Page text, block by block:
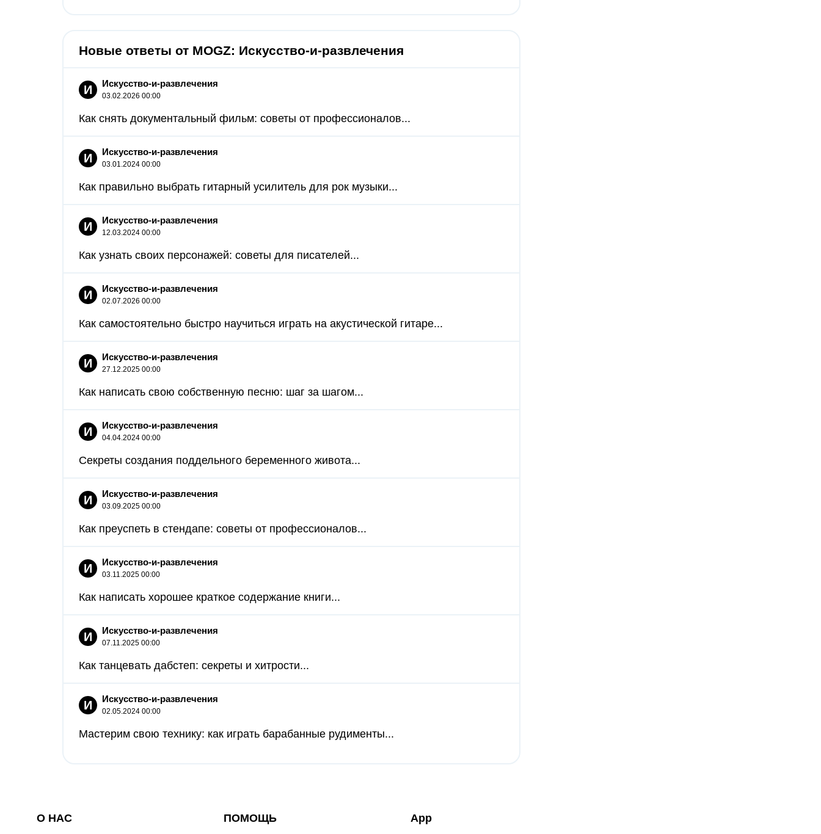
Новые ответы от MOGZ: Искусство-и-развлечения
И Искусство-и-развлечения
03.02.2026 00:00
Как снять документальный фильм: советы от профессионалов...
И Искусство-и-развлечения
03.01.2024 00:00
Как правильно выбрать гитарный усилитель для рок музыки...
И Искусство-и-развлечения
12.03.2024 00:00
Как узнать своих персонажей: советы для писателей...
И Искусство-и-развлечения
02.07.2026 00:00
Как самостоятельно быстро научиться играть на акустической гитаре...
И Искусство-и-развлечения
27.12.2025 00:00
Как написать свою собственную песню: шаг за шагом...
И Искусство-и-развлечения
04.04.2024 00:00
Секреты создания поддельного беременного живота...
И Искусство-и-развлечения
03.09.2025 00:00
Как преуспеть в стендапе: советы от профессионалов...
И Искусство-и-развлечения
03.11.2025 00:00
Как написать хорошее краткое содержание книги...
И Искусство-и-развлечения
07.11.2025 00:00
Как танцевать дабстеп: секреты и хитрости...
И Искусство-и-развлечения
02.05.2024 00:00
Мастерим свою технику: как играть барабанные рудименты...
О НАС ПОМОЩЬ App